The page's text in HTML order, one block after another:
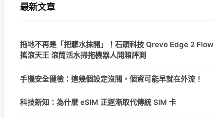
最新文章
拖地不再是「把髒水抹開」！石頭科技 Qrevo Edge 2 Flow
搖滾天王 滾筒活水掃拖機器人開箱評測
手機安全健檢：這幾個設定沒關，個資可能早就在外流！
科技新知：為什麼 eSIM 正逐漸取代傳統 SIM 卡